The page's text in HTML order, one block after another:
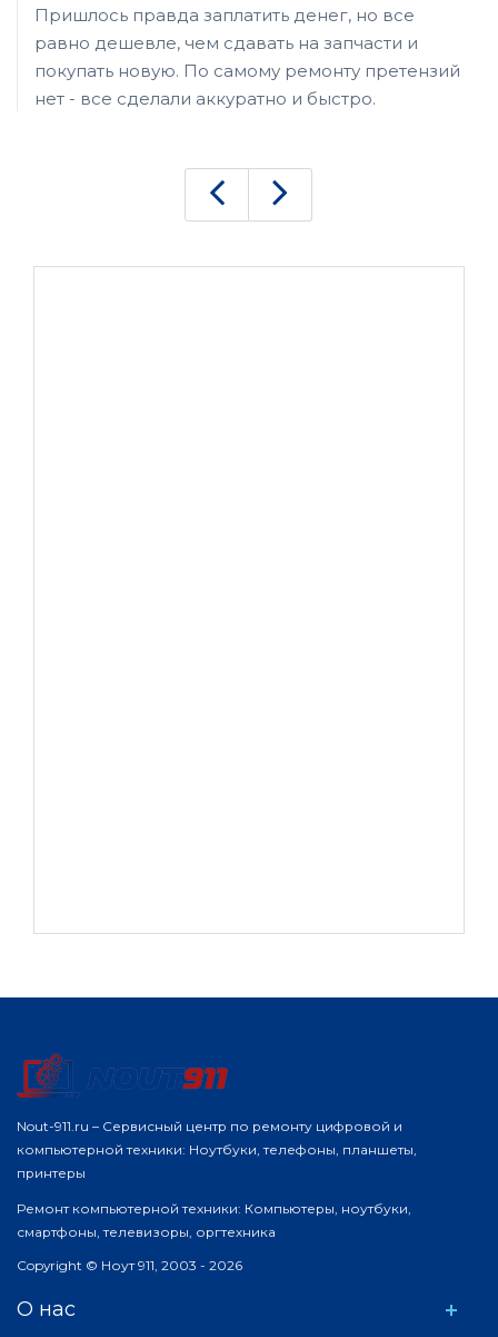
Пришлось правда заплатить денег, но все
равно дешевле, чем сдавать на запчасти и
покупать новую. По самому ремонту претензий
нет - все сделали аккуратно и быстро.
Nout-911.ru – Сервисный центр по ремонту цифровой и
компьютерной техники: Ноутбуки, телефоны, планшеты,
принтеры
Ремонт компьютерной техники: Компьютеры, ноутбуки,
смартфоны, телевизоры, оргтехника
Copyright © Ноут 911, 2003 - 2026
О нас